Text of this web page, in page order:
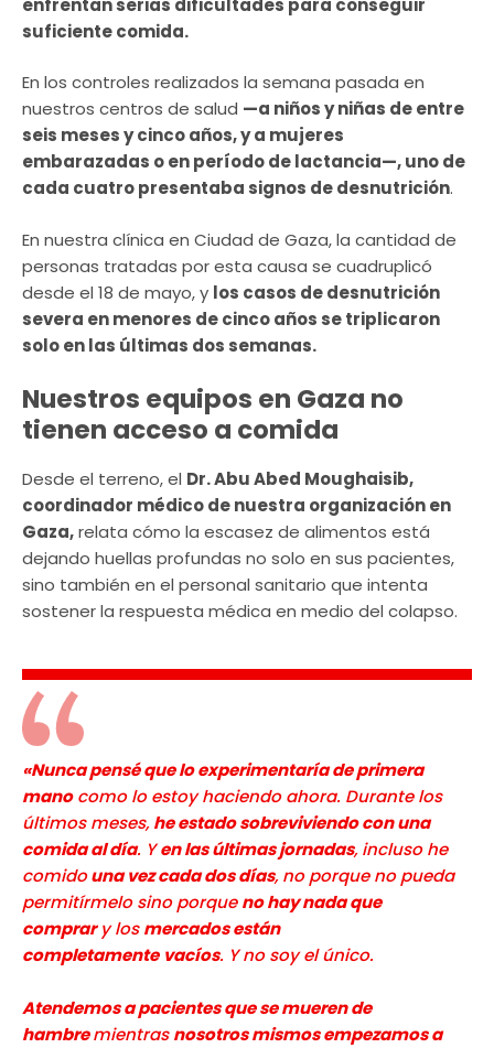
suficiente comida.
En los controles realizados la semana pasada en
nuestros centros de salud —a niños y niñas de entre
seis meses y cinco años, y a mujeres
embarazadas o en período de lactancia—, uno de
cada cuatro presentaba signos de desnutrición.
En nuestra clínica en Ciudad de Gaza, la cantidad de
personas tratadas por esta causa se cuadruplicó
desde el 18 de mayo, y los casos de desnutrición
severa en menores de cinco años se triplicaron
solo en las últimas dos semanas.
Nuestros equipos en Gaza no
tienen acceso a comida
Desde el terreno, el Dr. Abu Abed Moughaisib,
coordinador médico de nuestra organización en
Gaza,relata cómo la escasez de alimentos está
dejando huellas profundas no solo en sus pacientes,
sino también en el personal sanitario que intenta
sostener la respuesta médica en medio del colapso.
«Nunca pensé que lo experimentaría de primera
manocomo lo estoy haciendo ahora. Durante los
últimos meses,he estado sobreviviendo con una
comida al día. Yen las últimas jornadas, incluso he
comidouna vez cada dos días, no porque no pueda
permitírmelo sino porqueno hay nada que
comprary losmercados están
completamente vacíos. Y no soy el único.
Atendemos a pacientes que se mueren de
hambremientrasnosotros mismos empezamos a